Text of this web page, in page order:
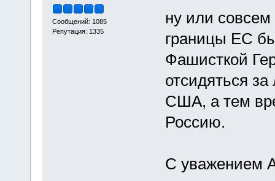
Сообщений: 1085
Репутация: 1335
ну или
границы ЕС
Фашисткой
отсидяться
США, а тем
Россию.
С уважением